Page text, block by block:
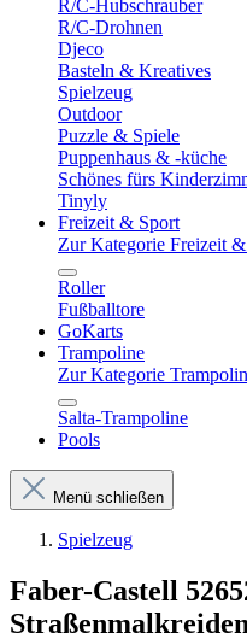
R/C-Hubschrauber
R/C-Drohnen
Djeco
Basteln & Kreatives
Spielzeug
Outdoor
Puzzle & Spiele
Puppenhaus & -küche
Schönes fürs
Tinyly
Freizeit & Sport
Zur Kategorie Freizeit
Roller
Fußballtore
GoKarts
Trampoline
Zur Kategorie
Salta-Trampoline
Pools
Menü schließen
Spielzeug
Faber-Castell